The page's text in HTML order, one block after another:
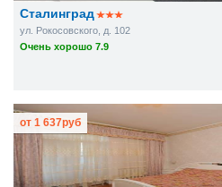
Сталинград
ул. Рокосовского, д. 102
Очень хорошо 7.9
от 1 637руб